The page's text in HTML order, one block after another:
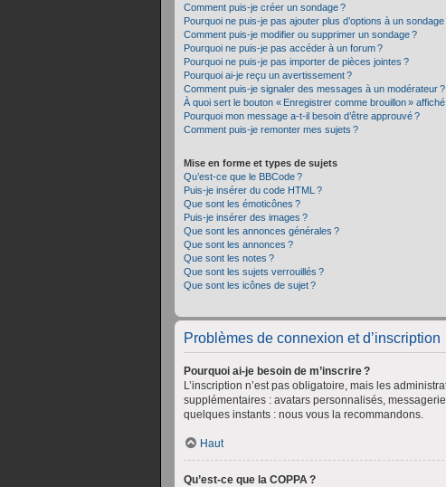
Comment puis-je créer un sondage ?
Pourquoi ne puis-je pas ajouter plus d’options à un sondage
Comment puis-je modifier ou supprimer un sondage ?
Pourquoi ne puis-je pas accéder à un forum ?
Pourquoi ne puis-je pas importer de pièces jointes ?
Pourquoi ai-je reçu un avertissement ?
Comment puis-je signaler des messages à un modérateur ?
À quoi sert le bouton « Enregistrer comme brouillon »
Pourquoi mon message a-t-il besoin d’être approuvé ?
Comment puis-je remonter mes sujets ?
Mise en forme et types de sujets
Qu’est-ce que le BBCode ?
Puis-je insérer du code HTML ?
Que sont les émoticônes ?
Puis-je insérer des images ?
Que sont les annonces générales ?
Que sont les annonces ?
Que sont les notes ?
Que sont les sujets verrouillés ?
Que sont les icônes de sujet ?
Problèmes de connexion et d’inscription
Pourquoi ai-je besoin de m’inscrire ?
L’inscription n’est pas obligatoire, mais les
supplémentaires : avatars personnalisés,
quelques instants : nous vous la recommandons.
Haut
Qu’est-ce que la COPPA ?